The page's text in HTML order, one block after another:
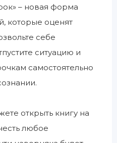
– новая форма
которые оценят
себе
ситуацию и
самостоятельно
открыть книгу на
любое